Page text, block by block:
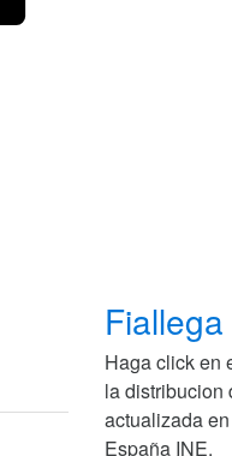
Fiallega
Haga click en
la distribucion
actualizada
España INE.